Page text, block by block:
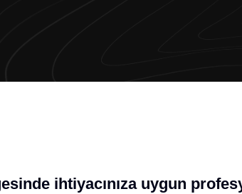
ihtiyacınıza uygun